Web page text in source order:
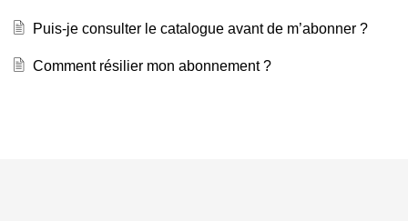
Puis-je consulter le catalogue avant de m’abonner ?
Comment résilier mon abonnement ?